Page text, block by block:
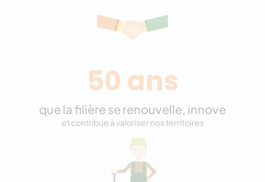
50 ans
que la filière se renouvelle, innove
et contribue à valoriser nos territoires